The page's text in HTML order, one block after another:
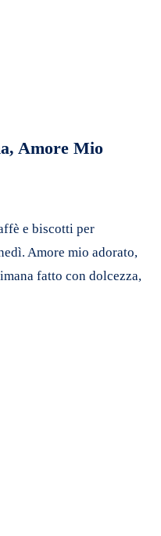
Amore Mio
e biscotti per
Amore mio adorato,
fatto con dolcezza,